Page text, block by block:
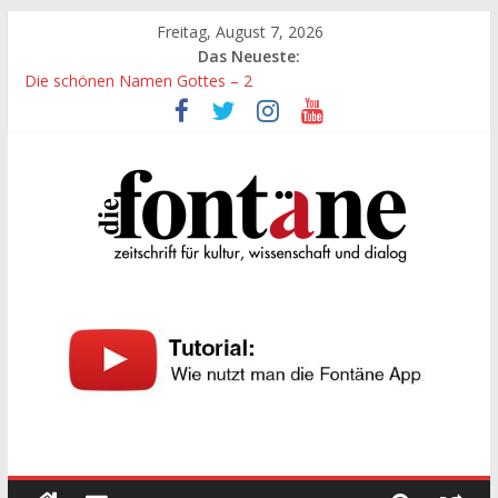
springen
Freitag, August 7, 2026
Das Neueste:
Die schönen Namen Gottes – 2
Werte, denen größte Sorgfalt entgegengebracht werden muss
Die schönen Namen Gottes
„Kind“ seiner Zeit sein
Die
Fontäne
kultur,